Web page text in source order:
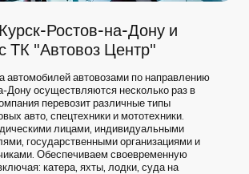
Ростов-на-Дону и
ТК "Автовоз Центр"
автомобилей автовозами по направлению
Дону осуществляются несколько раз в
перевозит различные типы
авто, спецтехники и мототехники.
лицами, индивидуальными
государственными организациями и
Обеспечиваем своевременную
катера, яхты, лодки, суда на